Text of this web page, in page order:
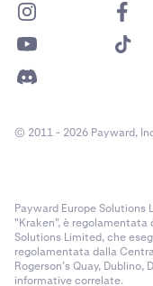
© 2011 - 2026 Payward,
Payward Europe
"Kraken", è regolamentata
Solutions Limited, che
regolamentata dalla
Rogerson’s Quay, Dublino,
informative correlate.